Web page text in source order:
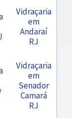
Vidraçaria
em
Andaraí
RJ
Vidraçaria
em
Senador
Camará
RJ